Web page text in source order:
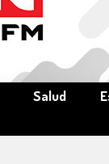
Salud